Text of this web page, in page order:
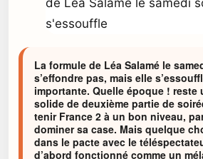
La formule de Léa Salamé le
s’effondre pas, mais elle
importante. Quelle époque ! reste
solide de deuxième partie de
tenir France 2 à un bon niveau,
dominer sa case. Mais quelque
dans le pacte avec le
d’abord fonctionné comme un